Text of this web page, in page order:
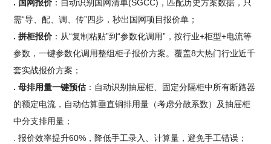
. 国网报价 ：自动识别国网清单(SGCC)，匹配历史方案数据，只
需“导、配、调、传”四步，秒出国网项目报价单；
. 拼柜报价 ：从“复制粘贴”到“参数化调用”，按行业+柜型+电流等
参数，一键参数化调用整组柜子报价方案。覆盖8大热门行业近千
套实战报价方案；
. 母排用量一键预估 ：自动识别抽屉柜、固定分隔柜中所有断路器
的额定电流，自动估算垂直铜排用量（考虑分散系数）及抽屉柜
中分支排用量；
. 报价效率提升60%，降低手工录入、计算量，避免手工错误；